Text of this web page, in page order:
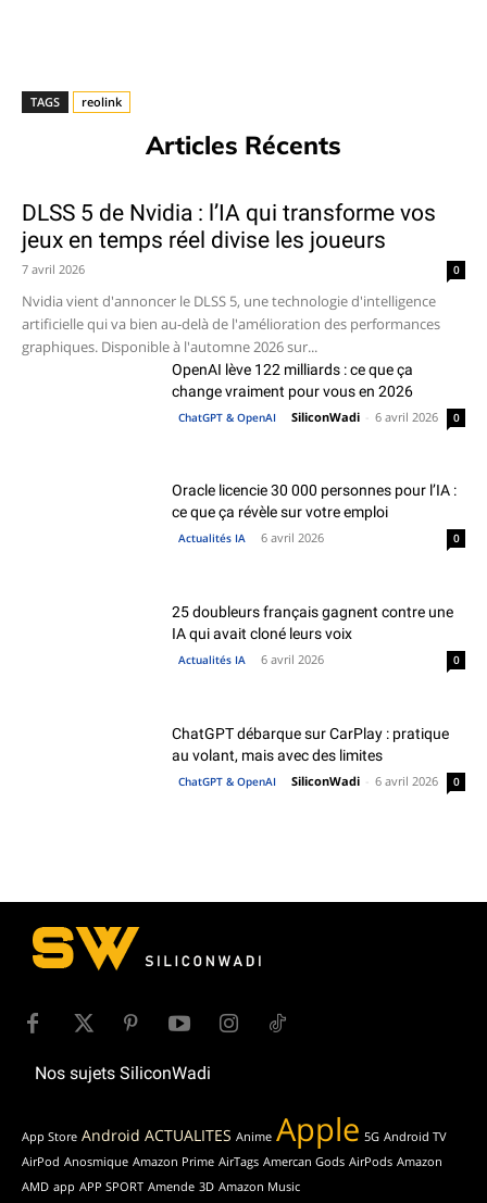
TAGS reolink
Articles Récents
DLSS 5 de Nvidia : l’IA qui transforme vos
jeux en temps réel divise les joueurs
7 avril 2026 0
Nvidia vient d'annoncer le DLSS 5, une technologie d'intelligence
artificielle qui va bien au-delà de l'amélioration des performances
graphiques. Disponible à l'automne 2026 sur...
OpenAI lève 122 milliards : ce que ça
change vraiment pour vous en 2026
ChatGPT & OpenAI SiliconWadi 6 avril 2026 0
Oracle licencie 30 000 personnes pour l’IA :
ce que ça révèle sur votre emploi
Actualités IA 6 avril 2026 0
25 doubleurs français gagnent contre une
IA qui avait cloné leurs voix
Actualités IA 6 avril 2026 0
ChatGPT débarque sur CarPlay : pratique
au volant, mais avec des limites
ChatGPT & OpenAI SiliconWadi 6 avril 2026 0
Nos sujets SiliconWadi
App Store Android ACTUALITES Anime Apple 5G Android TV
AirPod Anosmique Amazon Prime AirTags Amercan Gods AirPods Amazon
AMD app APP SPORT Amende 3D Amazon Music